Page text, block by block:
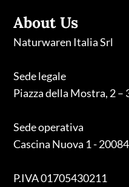
About Us
Naturwaren Italia Srl
Sede legale
Piazza della Mostra, 2 –
Sede operativa
Cascina Nuova 1 -
P.IVA 01705430211